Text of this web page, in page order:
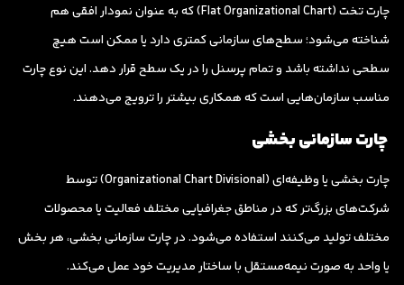
چارت تخت (Flat Organizational Chart) که به عنوان نمودار افقی هم
شناخته می‌شود؛ سطح‌های سازمانی کمتری دارد یا ممکن است هیچ
سطحی نداشته باشد و تمام پرسنل را در یک سطح قرار دهد. این نوع چارت
مناسب سازمان‌هایی است که همکاری بیشتر را ترویج می‌دهند.
چارت سازمانی بخشی
چارت بخشی یا وظیفه‌ای (Organizational Chart Divisional) توسط
شرکت‌های بزرگ‌تر که در مناطق جغرافیایی مختلف فعالیت یا محصولات
مختلف تولید می‌کنند استفاده می‌شود. در چارت سازمانی بخشی، هر بخش
یا واحد به صورت نیمه‌مستقل با ساختار مدیریت خود عمل می‌کند.